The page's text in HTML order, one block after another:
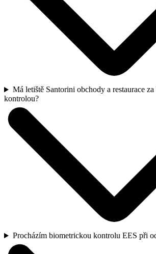
Má letiště Santorini obchody a restaurace
kontrolou?
Procházím biometrickou kontrolu EES při